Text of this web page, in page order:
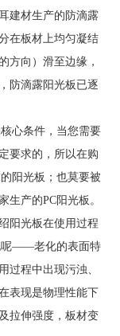
建材生产的防滴露
在板材上均匀凝结
方向）滑至边缘，
防滴露阳光板已逐
心条件，当您需要
要求的，所以在购
阳光板；也莫要被
产的PC阳光板。
阳光板在使用过程
呢——老化的表面特
过程中出现污浊、
表现是物理性能下
拉伸强度，板材变